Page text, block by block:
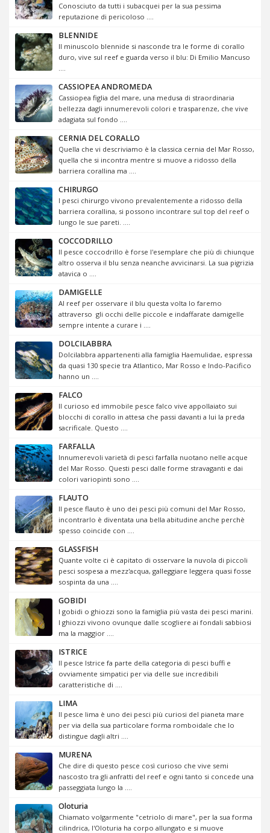
Conosciuto da tutti i subacquei per la sua pessima
reputazione di pericoloso ....
BLENNIDE
Il minuscolo blennide si nasconde tra le forme di corallo
duro, vive sul reef e guarda verso il blu: Di Emilio Mancuso
....
CASSIOPEA ANDROMEDA
Cassiopea figlia del mare, una medusa di straordinaria
bellezza dagli innumerevoli colori e trasparenze, che vive
adagiata sul fondo ....
CERNIA DEL CORALLO
Quella che vi descriviamo è la classica cernia del Mar Rosso,
quella che si incontra mentre si muove a ridosso della
barriera corallina ma ....
CHIRURGO
I pesci chirurgo vivono prevalentemente a ridosso della
barriera corallina, si possono incontrare sul top del reef o
lungo le sue pareti. ....
COCCODRILLO
Il pesce coccodrillo è forse l'esemplare che più di chiunque
altro osserva il blu senza neanche avvicinarsi. La sua pigrizia
atavica o ....
DAMIGELLE
Al reef per osservare il blu questa volta lo faremo
attraverso gli occhi delle piccole e indaffarate damigelle
sempre intente a curare i ....
DOLCILABBRA
Dolcilabbra appartenenti alla famiglia Haemulidae, espressa
da quasi 130 specie tra Atlantico, Mar Rosso e Indo-Pacifico
hanno un ....
FALCO
Il curioso ed immobile pesce falco vive appollaiato sui
blocchi di corallo in attesa che passi davanti a lui la preda
sacrificale. Questo ....
FARFALLA
Innumerevoli varietà di pesci farfalla nuotano nelle acque
del Mar Rosso. Questi pesci dalle forme stravaganti e dai
colori variopinti sono ....
FLAUTO
Il pesce flauto è uno dei pesci più comuni del Mar Rosso,
incontrarlo è diventata una bella abitudine anche perchè
spesso coincide con ....
GLASSFISH
Quante volte ci è capitato di osservare la nuvola di piccoli
pesci sospesa a mezz'acqua, galleggiare leggera quasi fosse
sospinta da una ....
GOBIDI
I gobidi o ghiozzi sono la famiglia più vasta dei pesci marini.
I ghiozzi vivono ovunque dalle scogliere ai fondali sabbiosi
ma la maggior ....
ISTRICE
Il pesce Istrice fa parte della categoria di pesci buffi e
ovviamente simpatici per via delle sue incredibili
caratteristiche di ....
LIMA
Il pesce lima è uno dei pesci più curiosi del pianeta mare
per via della sua particolare forma romboidale che lo
distingue dagli altri ....
MURENA
Che dire di questo pesce così curioso che vive semi
nascosto tra gli anfratti del reef e ogni tanto si concede una
passeggiata lungo la ....
Oloturia
Chiamato volgarmente "cetriolo di mare", per la sua forma
cilindrica, l'Oloturia ha corpo allungato e si muove